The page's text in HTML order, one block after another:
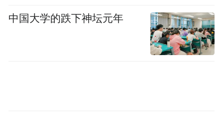
中国大学的跌下神坛元年